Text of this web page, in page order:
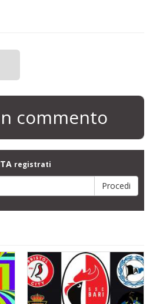
commento
registrati